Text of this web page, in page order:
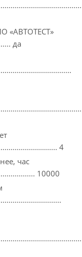
«АВТОТЕСТ»
да
4
час
10000